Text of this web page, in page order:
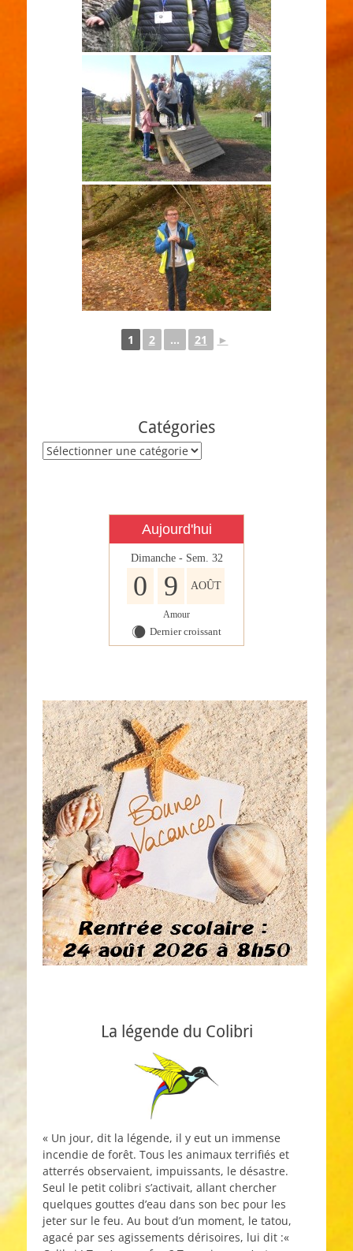
1 2 ... 21 ►
Catégories
Catégories
Aujourd'hui
Dimanche - Sem. 32
0 9 AOÛT
Amour
X Dernier croissant
La légende du Colibri
« Un jour, dit la légende, il y eut un immense
incendie de forêt. Tous les animaux terrifiés et
atterrés observaient, impuissants, le désastre.
Seul le petit colibri s’activait, allant chercher
quelques gouttes d’eau dans son bec pour les
jeter sur le feu. Au bout d’un moment, le tatou,
agacé par ses agissements dérisoires, lui dit :«